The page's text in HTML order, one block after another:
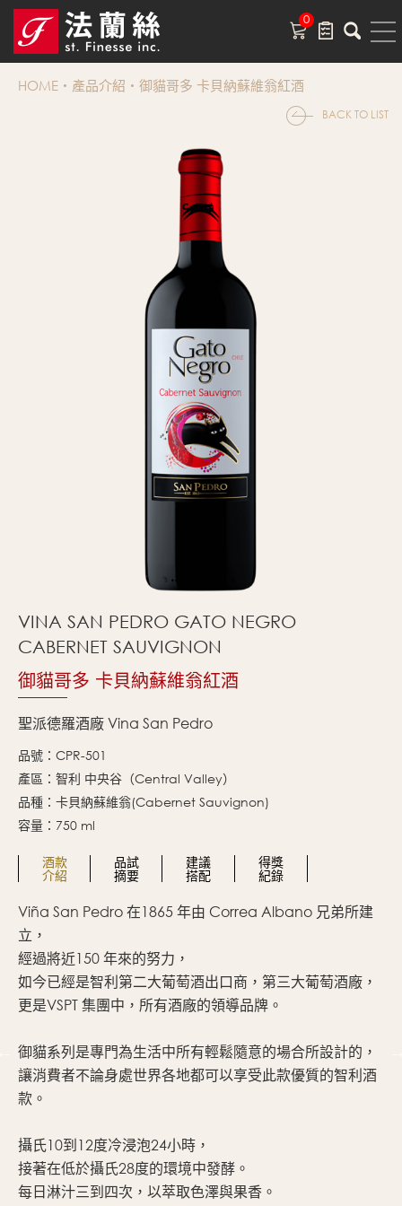
0
HOME 產品介紹 御貓哥多 卡貝納蘇維翁紅酒
BACK TO LIST
VINA SAN PEDRO GATO NEGRO
CABERNET SAUVIGNON
御貓哥多 卡貝納蘇維翁紅酒
聖派德羅酒廠 Vina San Pedro
品號：CPR-501
產區：智利 中央谷（Central Valley）
品種：卡貝納蘇維翁(Cabernet Sauvignon)
容量：750 ml
酒款
介紹
品試
摘要
建議
搭配
得獎
紀錄
Viña San Pedro 在1865 年由 Correa Albano 兄弟所建
立，
經過將近150 年來的努力，
如今已經是智利第二大葡萄酒出口商，第三大葡萄酒廠，
更是VSPT 集團中，所有酒廠的領導品牌。
御貓系列是專門為生活中所有輕鬆隨意的場合所設計的，
讓消費者不論身處世界各地都可以享受此款優質的智利酒
款。
攝氏10到12度冷浸泡24小時，
接著在低於攝氏28度的環境中發酵。
每日淋汁三到四次，以萃取色澤與果香。